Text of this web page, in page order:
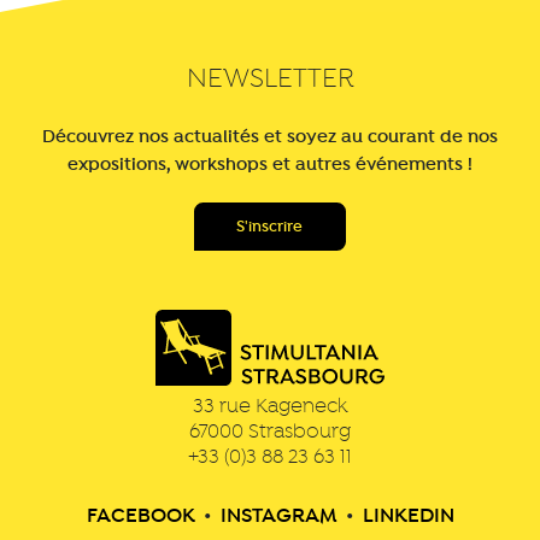
NEWSLETTER
Découvrez nos actualités et soyez au courant de nos
expositions, workshops et autres événements !
33 rue Kageneck
67000 Strasbourg
+33 (0)3 88 23 63 11
FACEBOOK • INSTAGRAM • LINKEDIN